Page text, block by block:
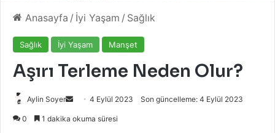
Anasayfa / İyi Yaşam / Sağlık
Sağlık İyi Yaşam Manşet
Aşırı Terleme Neden Olur?
Aylin Soyer
Bir
4 Eylül 2023 Son güncelleme: 4 Eylül 2023
0 1 dakika okuma süresi